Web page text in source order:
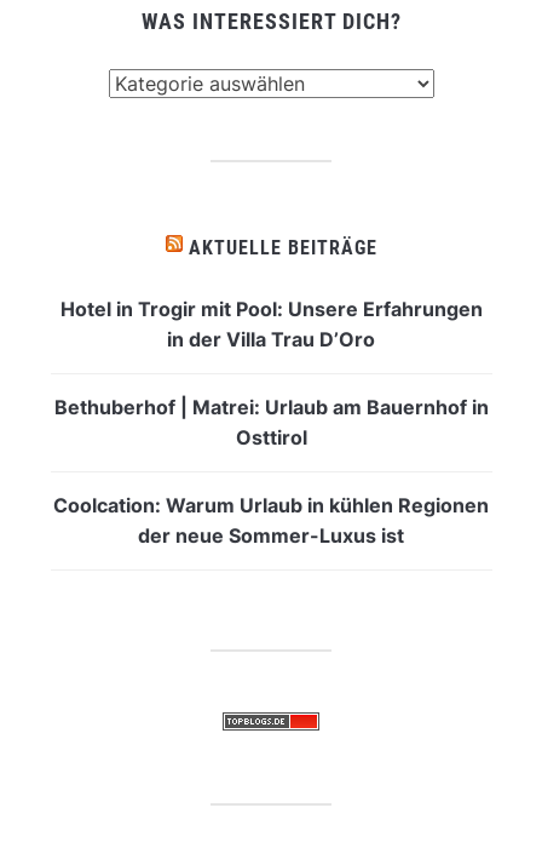
WAS INTERESSIERT DICH?
AKTUELLE BEITRÄGE
Hotel in Trogir mit Pool: Unsere Erfahrungen
in der Villa Trau D’Oro
Bethuberhof | Matrei: Urlaub am Bauernhof in
Osttirol
Coolcation: Warum Urlaub in kühlen Regionen
der neue Sommer-Luxus ist